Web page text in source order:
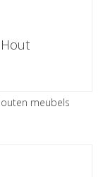
Hout
meubels